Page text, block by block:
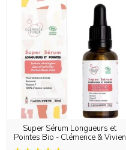
Super Sérum Longueurs et
Pointes Bio - Clémence & Vivien